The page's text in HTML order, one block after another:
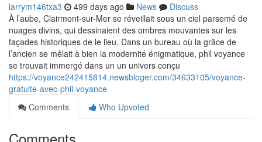
larrym146txa3 499 days ago News
Discuss
À l’aube, Clairmont-sur-Mer se réveillait sous un ciel parsemé de
nuages divins, qui dessinaient des ombres mouvantes sur les
façades historiques de le lieu. Dans un bureau où la grâce de
l’ancien se mêlait à bien la modernité énigmatique, phil voyance
se trouvait immergé dans un un univers conçu
https://voyance242415814.newsbloger.com/34633105/voyance-
gratuite-avec-phil-voyance
Comments
Who Upvoted